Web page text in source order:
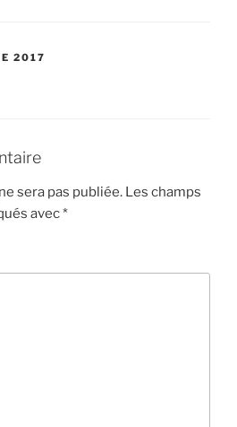
2017
sera pas publiée. Les champs
avec*